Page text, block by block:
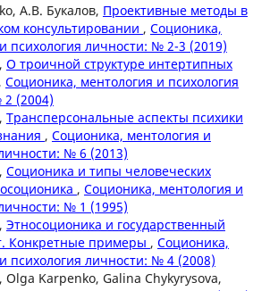
А.В. Букалов, Проективные методы в
консультировании , Соционика,
психология личности: № 2-3 (2019)
О троичной структуре интертипных
, Соционика, ментология и психология
(2004)
Трансперсональные аспекты психики
, Соционика, ментология и
№ 6 (2013)
Соционика и типы человеческих
, Соционика, ментология и
№ 1 (1995)
Этносоционика и государственный
Конкретные примеры , Соционика,
психология личности: № 4 (2008)
Olga Karpenko, Galina Chykyrysova,